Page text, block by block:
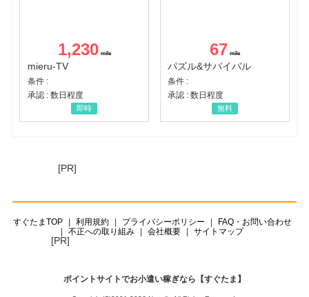
1,230
mieru-TV
条件 :
承認 : 数日程度
即時
67
パズル&サバイバル
条件 :
承認 : 数日程度
無料
[PR]
すぐたまTOP 利用規約 プライバシーポリシー
FAQ・お問い合わせ
不正への取り組み
会社概要 サイトマップ
[PR]
ポイントサイトでお小遣い稼ぎなら【すぐたま】